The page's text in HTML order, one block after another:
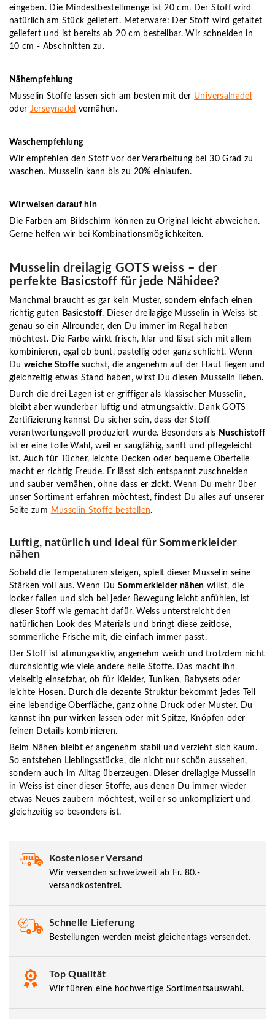
eingeben. Die Mindestbestellmenge ist 20 cm. Der Stoff wird
natürlich am Stück geliefert. Meterware: Der Stoff wird gefaltet
geliefert und ist bereits ab 20 cm bestellbar. Wir schneiden in
10 cm - Abschnitten zu.
Nähempfehlung
Musselin Stoffe lassen sich am besten mit der Universalnadel
oder Jerseynadel vernähen.
Waschempfehlung
Wir empfehlen den Stoff vor der Verarbeitung bei 30 Grad zu
waschen. Musselin kann bis zu 20% einlaufen.
Wir weisen darauf hin
Die Farben am Bildschirm können zu Original leicht abweichen.
Gerne helfen wir bei Kombinationsmöglichkeiten.
Musselin dreilagig GOTS weiss – der
perfekte Basicstoff für jede Nähidee?
Manchmal braucht es gar kein Muster, sondern einfach einen
richtig guten
Basicstoff. Dieser dreilagige Musselin in Weiss ist
genau so ein Allrounder, den Du immer im Regal haben
möchtest. Die Farbe wirkt frisch, klar und lässt sich mit allem
kombinieren, egal ob bunt, pastellig oder ganz schlicht. Wenn
Duweiche Stoffe suchst, die angenehm auf der Haut liegen und
gleichzeitig etwas Stand haben, wirst Du diesen Musselin lieben.
Durch die drei Lagen ist er griffiger als klassischer Musselin,
bleibt aber wunderbar luftig und atmungsaktiv. Dank GOTS
Zertifizierung kannst Du sicher sein, dass der Stoff
verantwortungsvoll produziert wurde. Besonders als Nuschistoff
ist er eine tolle Wahl, weil er saugfähig, sanft und pflegeleicht
ist. Auch für Tücher, leichte Decken oder bequeme Oberteile
macht er richtig Freude. Er lässt sich entspannt zuschneiden
und sauber vernähen, ohne dass er zickt. Wenn Du mehr über
unser Sortiment erfahren möchtest, findest Du alles auf unserer
Seite zum Musselin Stoffe bestellen.
Luftig, natürlich und ideal für Sommerkleider
nähen
Sobald die Temperaturen steigen, spielt dieser Musselin seine
Stärken voll aus. Wenn DuSommerkleider nähen willst, die
locker fallen und sich bei jeder Bewegung leicht anfühlen, ist
dieser Stoff wie gemacht dafür. Weiss unterstreicht den
natürlichen Look des Materials und bringt diese zeitlose,
sommerliche Frische mit, die einfach immer passt.
Der Stoff ist atmungsaktiv, angenehm weich und trotzdem nicht
durchsichtig wie viele andere helle Stoffe. Das macht ihn
vielseitig einsetzbar, ob für Kleider, Tuniken, Babysets oder
leichte Hosen. Durch die dezente Struktur bekommt jedes Teil
eine lebendige Oberfläche, ganz ohne Druck oder Muster. Du
kannst ihn pur wirken lassen oder mit Spitze, Knöpfen oder
feinen Details kombinieren.
Beim Nähen bleibt er angenehm stabil und verzieht sich kaum.
So entstehen Lieblingsstücke, die nicht nur schön aussehen,
sondern auch im Alltag überzeugen. Dieser dreilagige Musselin
in Weiss ist einer dieser Stoffe, aus denen Du immer wieder
etwas Neues zaubern möchtest, weil er so unkompliziert und
gleichzeitig so besonders ist.
Kostenloser Versand
Wir versenden schweizweit ab Fr. 80.-
versandkostenfrei.
Schnelle Lieferung
Bestellungen werden meist gleichentags versendet.
Top Qualität
Wir führen eine hochwertige Sortimentsauswahl.